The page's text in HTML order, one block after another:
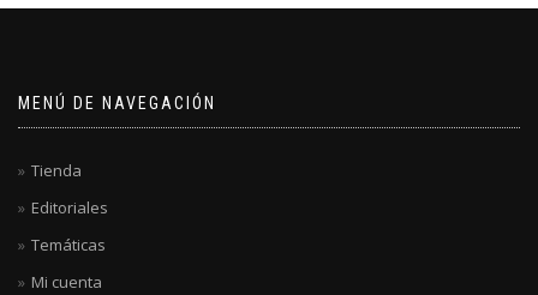
MENÚ DE NAVEGACIÓN
Tienda
Editoriales
Temáticas
Mi cuenta